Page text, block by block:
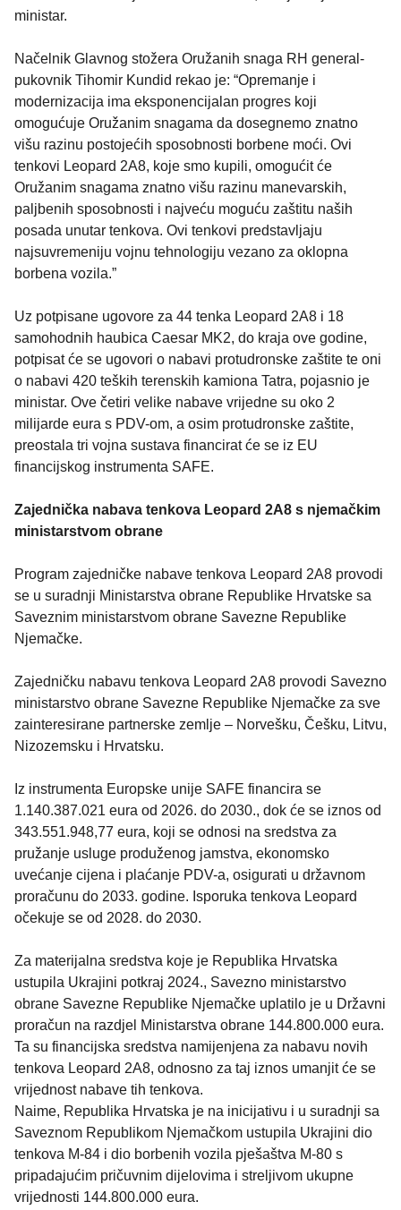
ministar.
Načelnik Glavnog stožera Oružanih snaga RH general-
pukovnik Tihomir Kundid rekao je: “Opremanje i
modernizacija ima eksponencijalan progres koji
omogućuje Oružanim snagama da dosegnemo znatno
višu razinu postojećih sposobnosti borbene moći. Ovi
tenkovi Leopard 2A8, koje smo kupili, omogućit će
Oružanim snagama znatno višu razinu manevarskih,
paljbenih sposobnosti i najveću moguću zaštitu naših
posada unutar tenkova. Ovi tenkovi predstavljaju
najsuvremeniju vojnu tehnologiju vezano za oklopna
borbena vozila.”
Uz potpisane ugovore za 44 tenka Leopard 2A8 i 18
samohodnih haubica Caesar MK2, do kraja ove godine,
potpisat će se ugovori o nabavi protudronske zaštite te oni
o nabavi 420 teških terenskih kamiona Tatra, pojasnio je
ministar. Ove četiri velike nabave vrijedne su oko 2
milijarde eura s PDV-om, a osim protudronske zaštite,
preostala tri vojna sustava financirat će se iz EU
financijskog instrumenta SAFE.
Zajednička nabava tenkova Leopard 2A8 s njemačkim
ministarstvom obrane
Program zajedničke nabave tenkova Leopard 2A8 provodi
se u suradnji Ministarstva obrane Republike Hrvatske sa
Saveznim ministarstvom obrane Savezne Republike
Njemačke.
Zajedničku nabavu tenkova Leopard 2A8 provodi Savezno
ministarstvo obrane Savezne Republike Njemačke za sve
zainteresirane partnerske zemlje – Norvešku, Češku, Litvu,
Nizozemsku i Hrvatsku.
Iz instrumenta Europske unije SAFE financira se
1.140.387.021 eura od 2026. do 2030., dok će se iznos od
343.551.948,77 eura, koji se odnosi na sredstva za
pružanje usluge produženog jamstva, ekonomsko
uvećanje cijena i plaćanje PDV-a, osigurati u državnom
proračunu do 2033. godine. Isporuka tenkova Leopard
očekuje se od 2028. do 2030.
Za materijalna sredstva koje je Republika Hrvatska
ustupila Ukrajini potkraj 2024., Savezno ministarstvo
obrane Savezne Republike Njemačke uplatilo je u Državni
proračun na razdjel Ministarstva obrane 144.800.000 eura.
Ta su financijska sredstva namijenjena za nabavu novih
tenkova Leopard 2A8, odnosno za taj iznos umanjit će se
vrijednost nabave tih tenkova.
Naime, Republika Hrvatska je na inicijativu i u suradnji sa
Saveznom Republikom Njemačkom ustupila Ukrajini dio
tenkova M-84 i dio borbenih vozila pješaštva M-80 s
pripadajućim pričuvnim dijelovima i streljivom ukupne
vrijednosti 144.800.000 eura.